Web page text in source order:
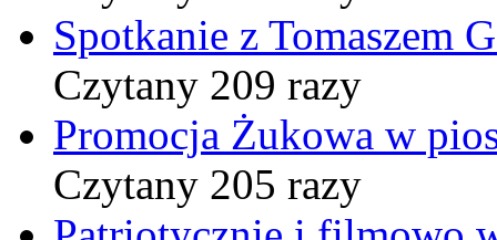
Spotkanie z Tomaszem
Czytany 209 razy
Promocja Żukowa w
Czytany 205 razy